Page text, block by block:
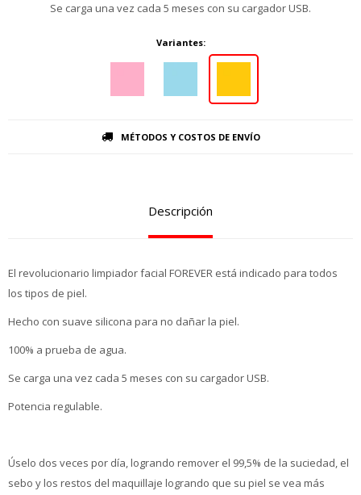
Se carga una vez cada 5 meses con su cargador USB.
Variantes:
MÉTODOS Y COSTOS DE ENVÍO
Descripción
El revolucionario limpiador facial FOREVER está indicado para todos
los tipos de piel.
Hecho con suave silicona para no dañar la piel.
100% a prueba de agua.
Se carga una vez cada 5 meses con su cargador USB.
Potencia regulable.
Úselo dos veces por día, logrando remover el 99,5% de la suciedad, el
sebo y los restos del maquillaje logrando que su piel se vea más